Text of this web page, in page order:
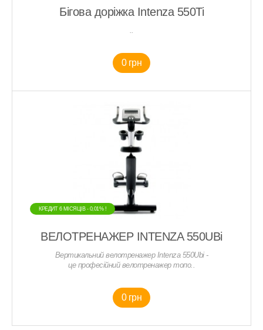
Бігова доріжка Intenza 550Ti
0 грн
КРЕДИТ 6 МIСЯЦIВ - 0,01% !
ВЕЛОТРЕНАЖЕР INTENZA 550UBi
Вертикальний велотренажер Intenza 550Ubi -
це професійний велотренажер топо..
0 грн